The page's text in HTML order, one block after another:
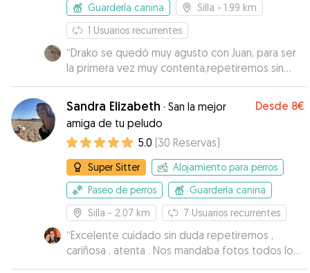
Guardería canina
Silla - 1.99 km
1 Usuarios recurrentes
“Drako se quedó muy agusto con Juan, para ser
la primera vez muy contenta,repetiremos sin
duda! Gracias!”
Sandra Elizabeth · San la mejor
amiga de tu peludo
Desde 8€
5.0 (30 Reservas)
Super Sitter
Alojamiento para perros
Paseo de perros
Guardería canina
Silla - 2.07 km 7 Usuarios recurrentes
“Excelente cuidado sin duda repetiremos ,
cariñosa , atenta . Nos mandaba fotos todos los
días y vídeos de nuestro perrito . Una gran